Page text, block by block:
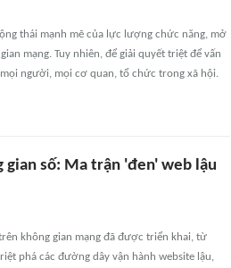
thái mạnh mẽ của lực lượng chức năng, mở
mạng. Tuy nhiên, để giải quyết triệt để vấn
người, mọi cơ quan, tổ chức trong xã hội.
gian số: Ma trận 'đen' web lậu
không gian mạng đã được triển khai, từ
phá các đường dây vận hành website lậu,